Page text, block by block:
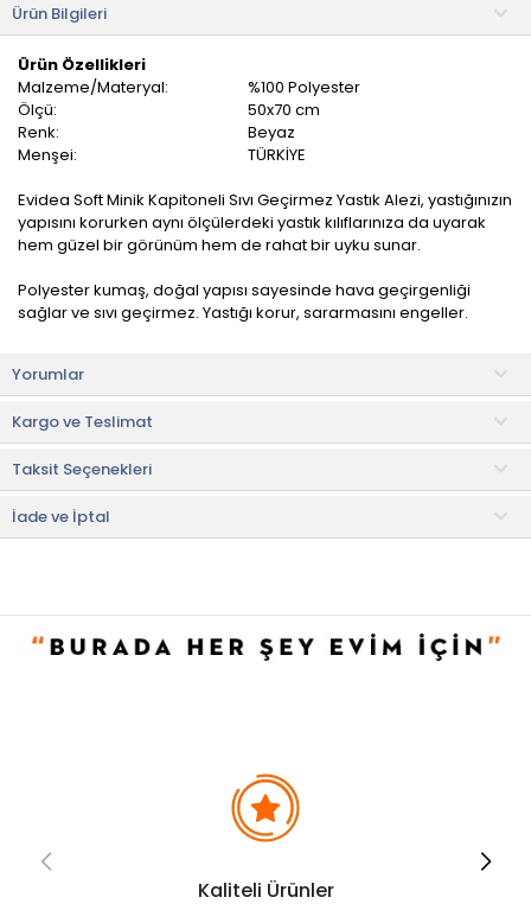
Ürün Bilgileri
Ürün Özellikleri
Malzeme/Materyal:
%100 Polyester
Ölçü:
50x70 cm
Renk:
Beyaz
Menşei:
TÜRKİYE
Evidea Soft Minik Kapitoneli Sıvı Geçirmez Yastık Alezi, yastığınızın
yapısını korurken aynı ölçülerdeki yastık kılıflarınıza da uyarak
hem güzel bir görünüm hem de rahat bir uyku sunar.
Polyester kumaş, doğal yapısı sayesinde hava geçirgenliği
sağlar ve sıvı geçirmez. Yastığı korur, sararmasını engeller.
• 30 °C'de yıkayınız ve ütülemeyiniz.
• Çamaşır ağartıcı madde kullanmayınız.
• Kuru temizleme yapmayınız.
• Makine kurutma yapmayınız.
• Not:Bu fiyat perakende satışlar için belirlenmiştir. Toplu alımlar
Evidea tarafından incelenecek ve uygun bulunmayan siparişler
iptal edilecektir.
Yorumlar
Kargo ve Teslimat
Taksit Seçenekleri
İade ve İptal
Kaliteli Ürünler